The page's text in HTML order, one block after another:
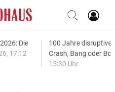
Die
17:12
100 Jahre disruptive
Crash, Bang oder
15:30 Uhr